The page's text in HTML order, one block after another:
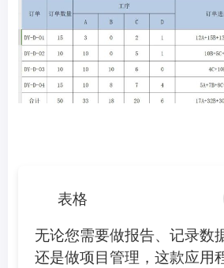
表格
无论您需要做报告、记录数
还是做项目管理，这款应用